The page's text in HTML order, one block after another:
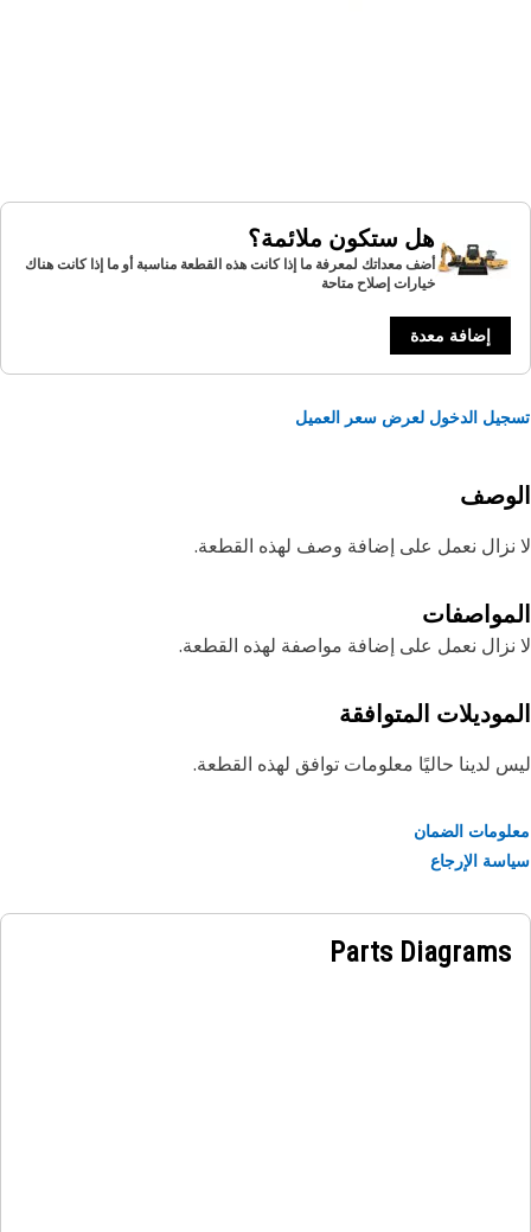
هل ستكون ملائمة؟
أضف معداتك لمعرفة ما إذا كانت هذه القطعة مناسبة أو ما إذا كانت هناك
خيارات إصلاح متاحة
إضافة معدة
الدخول لعرض سعر العميل
نزال نعمل على إضافة وصف لهذه القطعة.
نعمل على إضافة مواصفة لهذه القطعة.
المتوافقة
لدينا حاليًا معلومات توافق لهذه القطعة.
الضمان
الإرجاع
Parts Diagrams